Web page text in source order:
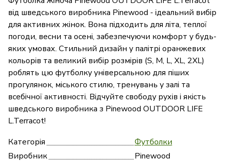
від шведського виробника Pinewood - ідеальний вибір
для активних жінок. Вона підходить для літа, теплої
погоди, весни та осені, забезпечуючи комфорт у будь-
яких умовах. Стильний дизайн у палітрі оранжевих
кольорів та великий вибір розмірів (S, M, L, XL, 2XL)
роблять цю футболку універсальною для піших
прогулянок, міського стилю, тренувань у залі та
всебічної активності. Відчуйте свободу рухів і якість
шведського виробника з Pinewood OUTDOOR LIFE
L.Terracot!
Категорія
Футболки
Виробник
Pinewood